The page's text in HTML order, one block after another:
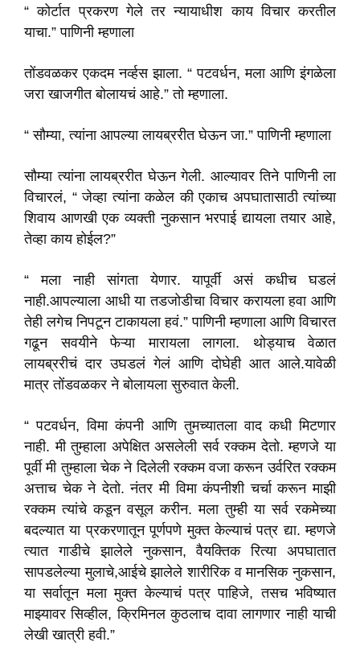
“ कोर्टात प्रकरण गेले तर न्यायाधीश काय विचार करतील
याचा.” पाणिनी म्हणाला
तोंडवळकर एकदम नर्व्हस झाला. “ पटवर्धन, मला आणि इंगळेला
जरा खाजगीत बोलायचं आहे.” तो म्हणाला.
“ सौम्या, त्यांना आपल्या लायब्ररीत घेऊन जा.” पाणिनी म्हणाला
सौम्या त्यांना लायब्ररीत घेऊन गेली. आल्यावर तिने पाणिनी ला
विचारलं, “ जेव्हा त्यांना कळेल की एकाच अपघातासाठी त्यांच्या
शिवाय आणखी एक व्यक्ती नुकसान भरपाई द्यायला तयार आहे,
तेव्हा काय होईल?”
“ मला नाही सांगता येणार. यापूर्वी असं कधीच घडलं
नाही.आपल्याला आधी या तडजोडीचा विचार करायला हवा आणि
तेही लगेच निपटून टाकायला हवं.” पाणिनी म्हणाला आणि विचारत
गढून सवयीने फेऱ्या मारायला लागला. थोड्याच वेळात
लायब्ररीचं दार उघडलं गेलं आणि दोघेही आत आले.यावेळी
मात्र तोंडवळकर ने बोलायला सुरुवात केली.
“ पटवर्धन, विमा कंपनी आणि तुमच्यातला वाद कधी मिटणार
नाही. मी तुम्हाला अपेक्षित असलेली सर्व रक्कम देतो. म्हणजे या
पूर्वी मी तुम्हाला चेक ने दिलेली रक्कम वजा करून उर्वरित रक्कम
अत्ताच चेक ने देतो. नंतर मी विमा कंपनीशी चर्चा करून माझी
रक्कम त्यांचे कडून वसूल करीन. मला तुम्ही या सर्व रकमेच्या
बदल्यात या प्रकरणातून पूर्णपणे मुक्त केल्याचं पत्र द्या. म्हणजे
त्यात गाडीचे झालेले नुकसान, वैयक्तिक रित्या अपघातात
सापडलेल्या मुलाचे,आईचे झालेले शारीरिक व मानसिक नुकसान,
या सर्वातून मला मुक्त केल्याचं पत्र पाहिजे, तसच भविष्यात
माझ्यावर सिव्हील, क्रिमिनल कुठलाच दावा लागणार नाही याची
लेखी खात्री हवी.”